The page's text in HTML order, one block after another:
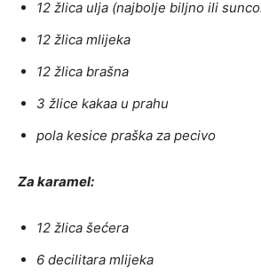
12 žlica ulja (najbolje biljno ili
12 žlica mlijeka
12 žlica brašna
3 žlice kakaa u prahu
pola kesice praška za pecivo
Za karamel:
12 žlica šećera
6 decilitara mlijeka